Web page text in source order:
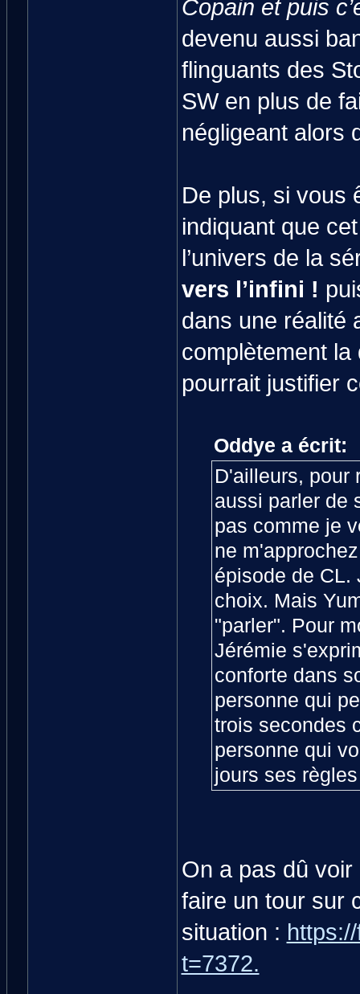
Copain et puis
devenu aussi
flinguants des
SW en plus de
négligeant alors
De plus, si vous
indiquant que
l’univers de la
vers l’infini !
dans une réalité
complètement la
pourrait justifier
Oddye a écrit:
D'ailleurs, pour
aussi parler de
pas comme je
ne
épisode de CL.
choix. Mais
"parler". Pour
Jérémie
conforte dans
personne qui
trois secondes
personne qui
jours ses
On a pas dû voir
faire un tour sur
situation :
t=7372.